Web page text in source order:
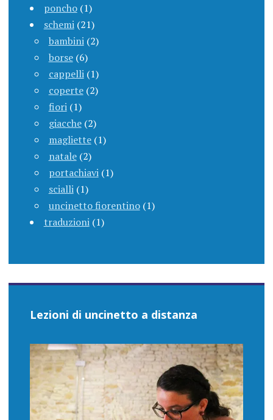
poncho (1)
schemi (21)
bambini (2)
borse (6)
cappelli (1)
coperte (2)
fiori (1)
giacche (2)
magliette (1)
natale (2)
portachiavi (1)
scialli (1)
uncinetto fiorentino (1)
traduzioni (1)
Lezioni di uncinetto a distanza